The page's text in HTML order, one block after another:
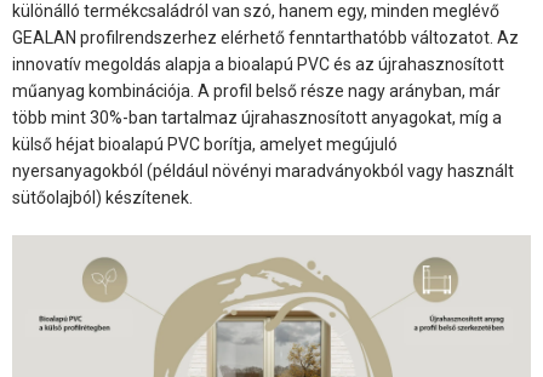
különálló termékcsaládról van szó, hanem egy, minden meglévő
GEALAN profilrendszerhez elérhető fenntarthatóbb változatot. Az
innovatív megoldás alapja a bioalapú PVC és az újrahasznosított
műanyag kombinációja. A profil belső része nagy arányban, már
több mint 30%-ban tartalmaz újrahasznosított anyagokat, míg a
külső héjat bioalapú PVC borítja, amelyet megújuló
nyersanyagokból (például növényi maradványokból vagy használt
sütőolajból) készítenek.